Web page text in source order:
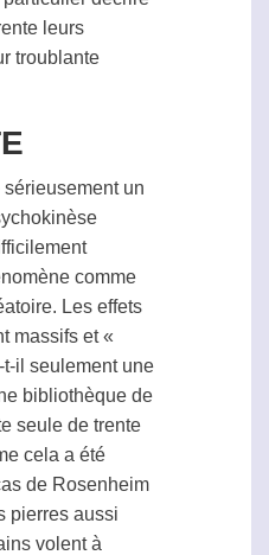
leurs
troublante
un
comme
Les effets
massifs et «
il seulement une
bibliothèque de
seule de trente
cela a été
de Rosenheim
pierres aussi
volent à